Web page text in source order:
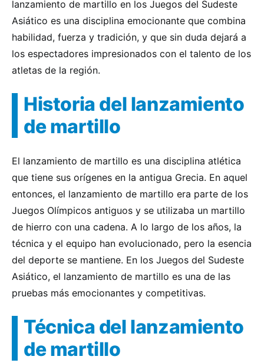
lanzamiento de martillo en los Juegos del Sudeste
Asiático es una disciplina emocionante que combina
habilidad, fuerza y tradición, y que sin duda dejará a
los espectadores impresionados con el talento de los
atletas de la región.
Historia del lanzamiento
de martillo
El lanzamiento de martillo es una disciplina atlética
que tiene sus orígenes en la antigua Grecia. En aquel
entonces, el lanzamiento de martillo era parte de los
Juegos Olímpicos antiguos y se utilizaba un martillo
de hierro con una cadena. A lo largo de los años, la
técnica y el equipo han evolucionado, pero la esencia
del deporte se mantiene. En los Juegos del Sudeste
Asiático, el lanzamiento de martillo es una de las
pruebas más emocionantes y competitivas.
Técnica del lanzamiento
de martillo